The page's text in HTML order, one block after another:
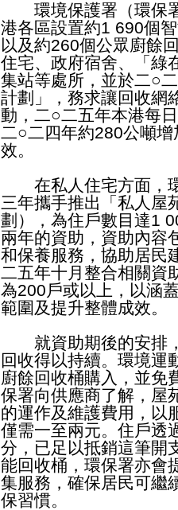
環境保護署（環保署
港各區設置約1 690個
以及約260個公眾廚餘
住宅、政府宿舍、「綠
集站等處所，並於二○
計劃」，務求讓回收網
動，二○二五年本港每
二○二四年約280公噸
效。
在私人住宅方面，環
三年攜手推出「私人屋
劃），為住戶數目達1
兩年的資助，資助內容
和保養服務，協助居民
二五年十月整合相關資
為200戶或以上，以涵
範圍及提升整體成效。
就資助期後的安排，
回收得以持續。環境運
廚餘回收桶購入，並免
保署向供應商了解，屋
的運作及維護費用，以
僅需一至兩元。住戶透
分，已足以抵銷這筆開
能回收桶，環保署亦會
集服務，確保居民可繼
保習慣。